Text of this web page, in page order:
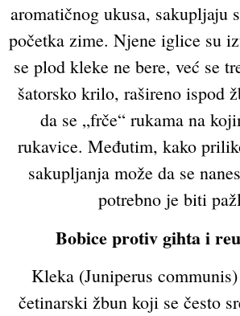
aromatičnog ukusa, sakupljaju
početka zime. Njene iglice su
se plod kleke ne bere, već se
šatorsko krilo, rašireno ispod
da se „frče“ rukama na
rukavice. Međutim, kako
sakupljanja može da se
potrebno je biti
Bobice protiv gihta i
Kleka (Juniperus
četinarski žbun koji se često